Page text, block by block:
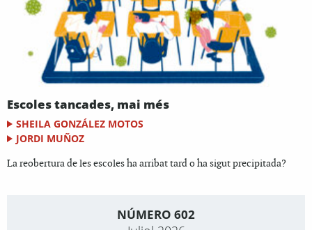
Escoles tancades, mai més
SHEILA GONZÁLEZ MOTOS
JORDI MUÑOZ
La reobertura de les escoles ha arribat tard o ha sigut precipitada?
NÚMERO 602